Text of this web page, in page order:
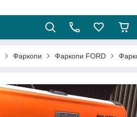
Фаркопи Фаркопи FORD